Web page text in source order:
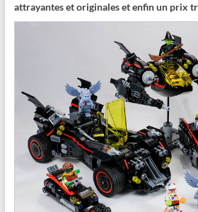
attrayantes et originales et enfin un prix